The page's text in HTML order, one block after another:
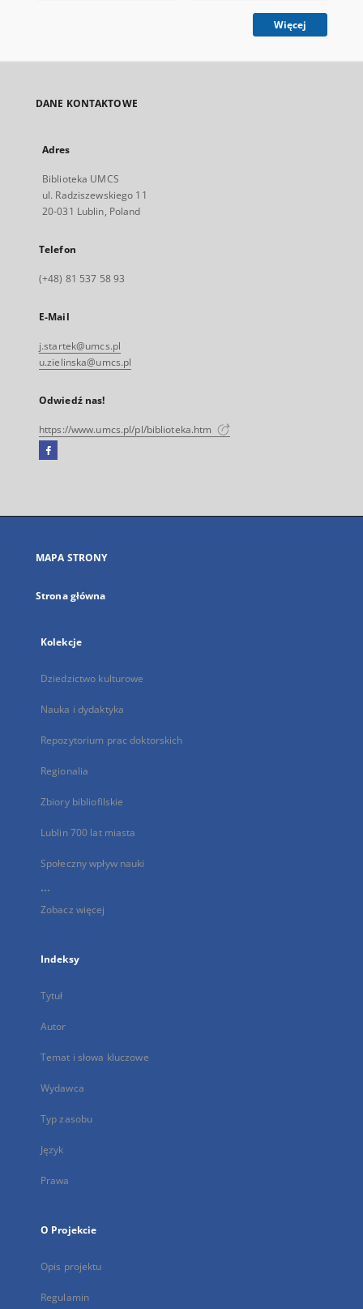
Więcej
DANE KONTAKTOWE
Adres
Biblioteka UMCS
ul. Radziszewskiego 11
20-031 Lublin, Poland
Telefon
(+48) 81 537 58 93
E-Mail
j.startek@umcs.pl
u.zielinska@umcs.pl
Odwiedź nas!
https://www.umcs.pl/pl/biblioteka.htm
Facebook
się
karcie
MAPA STRONY
Strona główna
Kolekcje
Dziedzictwo kulturowe
Nauka i dydaktyka
Repozytorium prac doktorskich
Regionalia
Zbiory bibliofilskie
Lublin 700 lat miasta
Społeczny wpływ nauki
...
Zobacz więcej
Indeksy
Tytuł
Autor
Temat i słowa kluczowe
Wydawca
Typ zasobu
Język
Prawa
O Projekcie
Opis projektu
Regulamin